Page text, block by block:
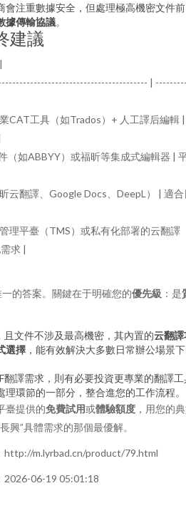
會注重數據安全，但處理極高機密文件
據傳輸協議。
建議
|
CAT工具（如Trados）+ 人工譯后編輯 |
（如ABBYY）或福昕等集成式編輯器 |
云翻譯、Google Docs、DeepL） | 適合
理平臺（TMS）或私有化部署的云翻譯
求 |
的答案。關鍵在于明確您的優先級 ：是
文件不涉及最高機密，其內置的云翻譯
選擇 ，能有效解決大多數日常辦公場景
譯需求，則有必要投資更專業的翻譯工
環節的一部分，整合進您的工作流程。
臺提供的免費試用或體驗額度 ，用您的
興”具體需求的那個最優解。
http://m.lyrbad.cn/product/79.html
2026-06-19 05:01:18